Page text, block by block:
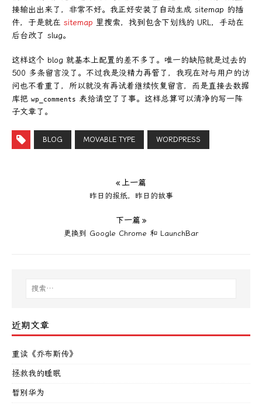
接输出出来了，非常不好。我正好安装了自动生成 sitemap 的插
件，于是就在 sitemap 里搜索，找到包含下划线的 URL，手动在
后台改了 slug。
这样这个 blog 就基本上配置的差不多了。唯一的缺陷就是过去的
500 多条留言没了。不过我是没精力再管了，我现在对与用户的访
问也不看重了，所以就没有再试着继续恢复留言，而是直接去数据
库把 wp_comments 表给请空了了事。这样总算可以清净的写一阵
子文章了。
BLOG MOVABLE TYPE WORDPRESS
« 上一篇
昨日的报纸，昨日的故事
下一篇 »
更换到 Google Chrome 和 LaunchBar
近期文章
重读《乔布斯传》
拯救我的睡眠
暂别华为